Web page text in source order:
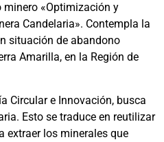
minero «Optimización y
Candelaria». Contempla la
situación de abandono
Amarilla, en la Región de
Circular e Innovación, busca
Esto se traduce en reutilizar
extraer los minerales que